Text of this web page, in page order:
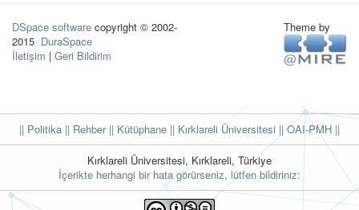
DSpace software copyright © 2002-
2015 DuraSpace
İletişim | Geri Bildirim
Theme by
|| Politika || Rehber|| Kütüphane || Kırklareli Üniversitesi ||OAI-PMH ||
Kırklareli Üniversitesi, Kırklareli, Türkiye
İçerikte herhangi bir hata görürseniz, lütfen bildiriniz: